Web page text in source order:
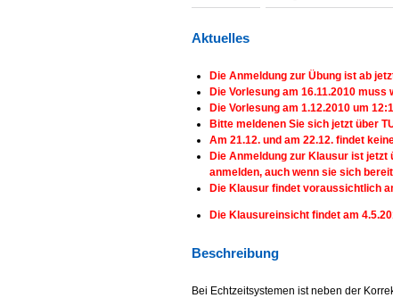
Aktuelles
Die Anmeldung zur Übung ist ab
Die Vorlesung am 16.11.2010 muss
Die Vorlesung am 1.12.2010 um
Bitte meldenen Sie sich jetzt über
Am 21.12. und am 22.12. findet
Die Anmeldung zur Klausur ist jetzt
anmelden, auch wenn sie sich
Die Klausur findet voraussichtlich
Die Klausureinsicht findet am
Beschreibung
Bei Echtzeitsystemen ist neben der